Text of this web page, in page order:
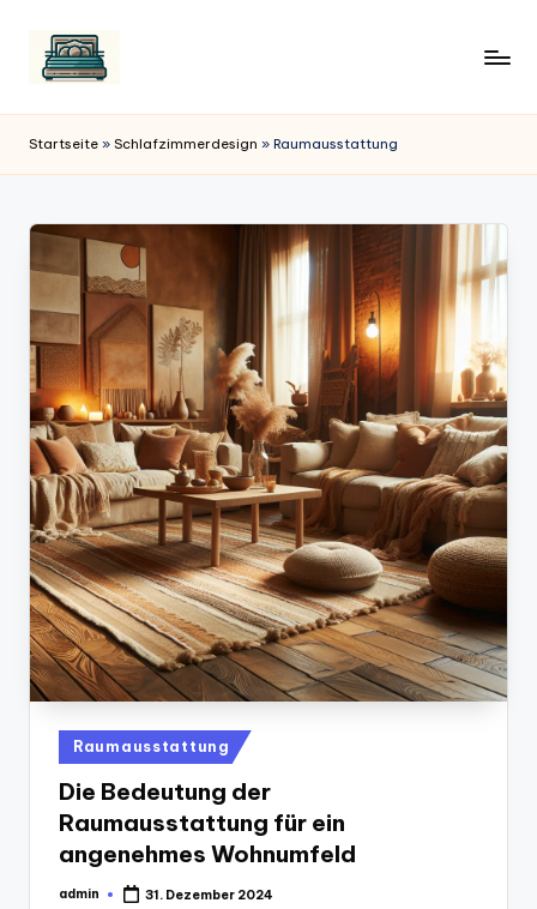
Startseite » Schlafzimmerdesign » Raumausstattung
Posted
in
Raumausstattung
Die Bedeutung der
Raumausstattung für ein
angenehmes Wohnumfeld
Posted
admin 31. Dezember 2024